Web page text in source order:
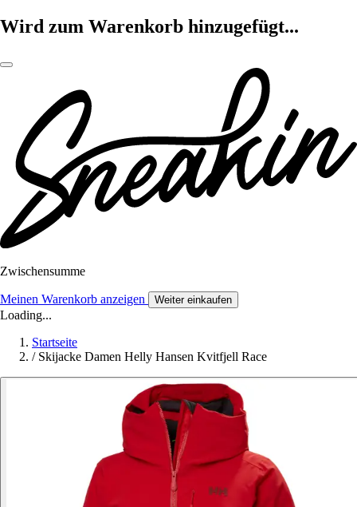
Wird zum Warenkorb hinzugefügt...
Zwischensumme
Meinen Warenkorb anzeigen Weiter einkaufen
Loading...
Startseite
/ Skijacke Damen Helly Hansen Kvitfjell Race